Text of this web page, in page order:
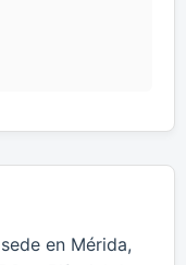
en Mérida,